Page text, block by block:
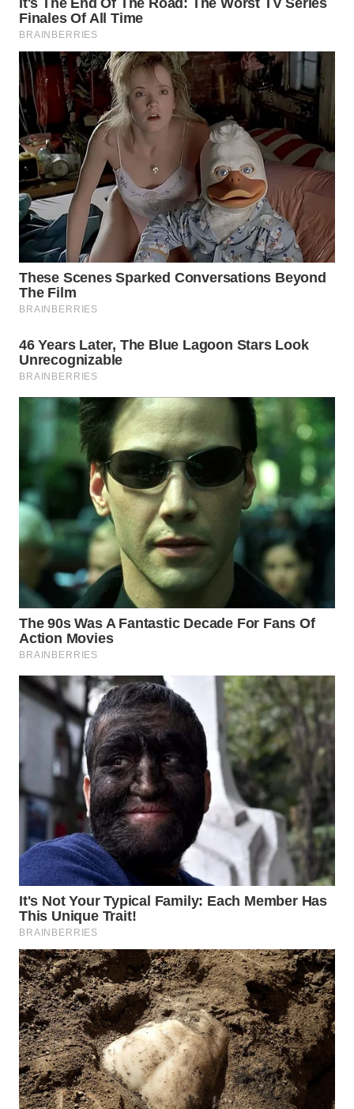
WN
SUKABUMI
WN
PURWAKARTA
WN
PRIANGAN
TIMUR
WN
SEMARANG
WN
SOLO
WN
BOROBUDUR
MADURA
WN
WN
NATUNA
WN
BINTAN
WN
MANDALIKA
WN
LIKUPANG
WN
LABUANBAJO
WN
BORNEO
Wahana
Group
NEWS
WAHANA
TANI
WAHANA
ADVOKAT